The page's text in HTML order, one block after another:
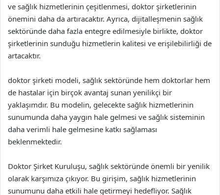
ve sağlık hizmetlerinin çeşitlenmesi, doktor şirketlerinin
önemini daha da artıracaktır. Ayrıca, dijitalleşmenin sağlık
sektöründe daha fazla entegre edilmesiyle birlikte, doktor
şirketlerinin sunduğu hizmetlerin kalitesi ve erişilebilirliği de
artacaktır.
doktor şirketi modeli, sağlık sektöründe hem doktorlar hem
de hastalar için birçok avantaj sunan yenilikçi bir
yaklaşımdır. Bu modelin, gelecekte sağlık hizmetlerinin
sunumunda daha yaygın hale gelmesi ve sağlık sisteminin
daha verimli hale gelmesine katkı sağlaması
beklenmektedir.
Doktor Şirket Kuruluşu, sağlık sektöründe önemli bir yenilik
olarak karşımıza çıkıyor. Bu girişim, sağlık hizmetlerinin
sunumunu daha etkili hale getirmeyi hedefliyor. Sağlık